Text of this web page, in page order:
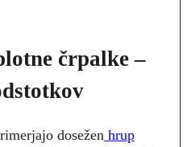
črpalke –
dosežen hrup